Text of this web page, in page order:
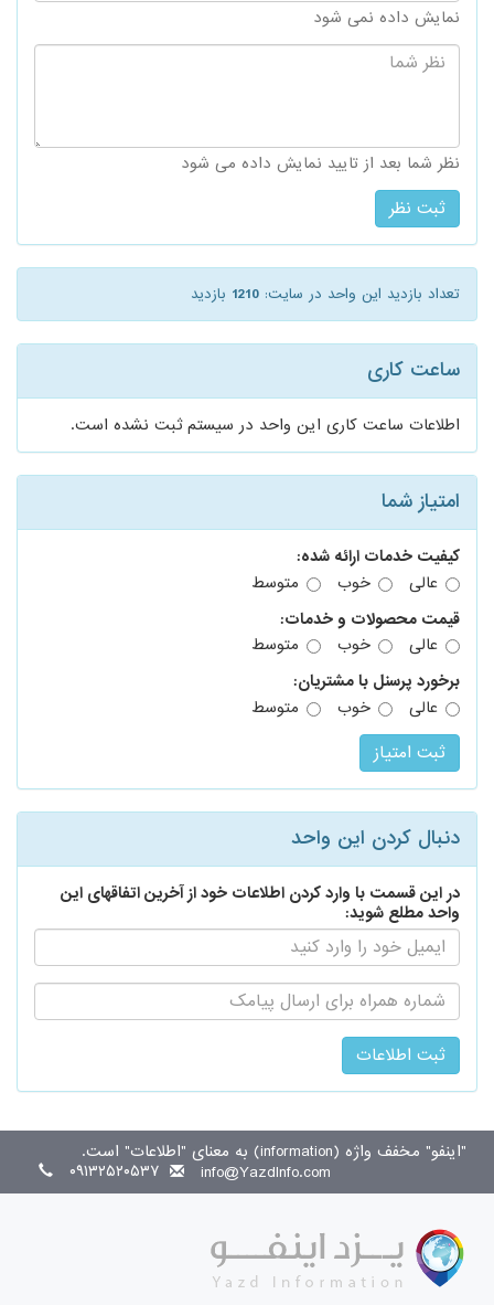
شماره
همراه:
نمایش داده نمی شود
نظر
نظر شما بعد از تایید نمایش داده می شود
تعداد بازدید این واحد در سایت:1210بازدید
ساعت کاری
اطلاعات ساعت کاری این واحد در سیستم ثبت نشده است.
امتیاز شما
کیفیت خدمات ارائه شده:
عالی
خوب
متوسط
قیمت محصولات و خدمات:
عالی
خوب
متوسط
برخورد پرسنل با مشتریان:
عالی
خوب متوسط
دنبال کردن این واحد
در این قسمت با وارد کردن اطلاعات خود از آخرین اتفاقهای این
واحد مطلع شوید:
ایمیل:
اطلاع
رسانی
طریق
پیامک:
"اینفو" مخفف واژه (information) به معنای "اطلاعات" است.
۰۹۱۳۲۵۲۰۵۳۷
info@YazdInfo.com